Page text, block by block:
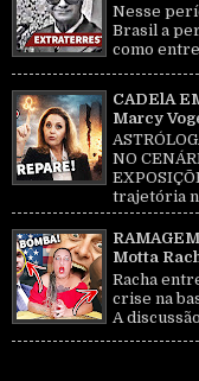
Nesse
Brasil a
como
CADElA
Marcy
NO
trajetória
Motta
Racha
crise na
A